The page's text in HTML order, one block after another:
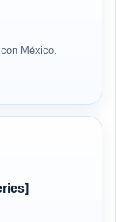
México.